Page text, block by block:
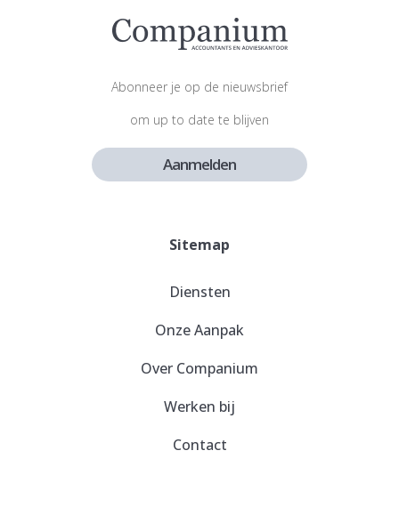
Abonneer je op de nieuwsbrief
om up to date te blijven
Aanmelden
Sitemap
Diensten
Onze Aanpak
Over Companium
Werken bij
Contact